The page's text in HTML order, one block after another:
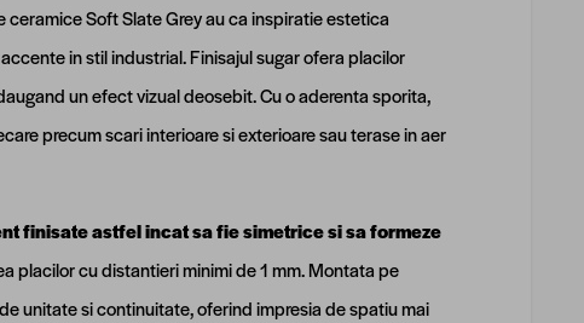
Soft Slate Grey au ca inspiratie estetica
in stil industrial. Finisajul sugar ofera placilor
un efect vizual deosebit. Cu o aderenta sporita,
precum scari interioare si exterioare sau terase in aer
finisate astfel incat sa fie simetrice si sa formeze
placilor cu distantieri minimi de 1 mm. Montata pe
unitate si continuitate, oferind impresia de spatiu mai